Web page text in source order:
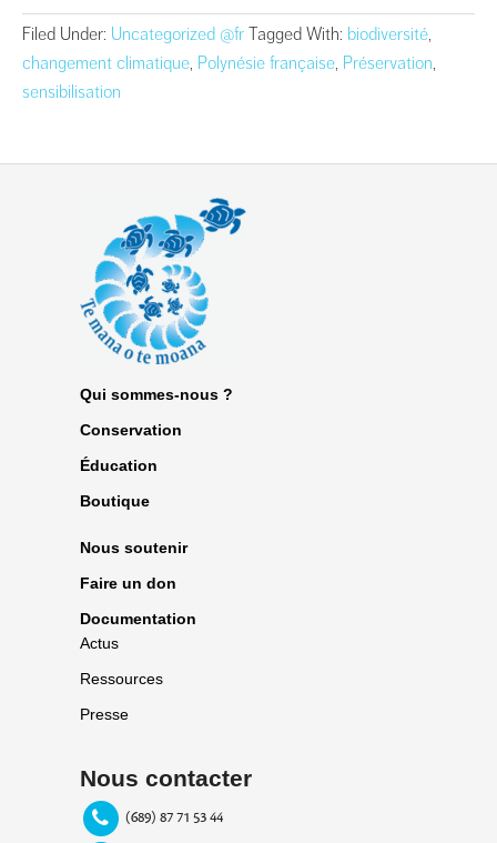
Filed Under: Uncategorized @fr Tagged With: biodiversité,
changement climatique, Polynésie française, Préservation,
sensibilisation
Qui sommes-nous ?
Conservation
Éducation
Boutique
Nous soutenir
Faire un don
Documentation
Actus
Ressources
Presse
Nous contacter
(689) 87 71 53 44